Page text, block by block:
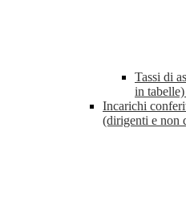
Tassi di
in tabelle)
Incarichi
(dirigenti e non